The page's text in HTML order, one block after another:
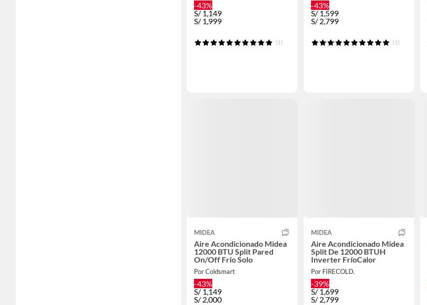
-43%
S/ 1,149
S/ 1,999
(1)
-43%
S/ 1,599
S/ 2,799
(1)
MIDEA
Aire Acondicionado Midea
12000 BTU Split Pared
On/Off Frío Solo
Por Coldsmart
-43%
S/ 1,149
S/ 2,000
MIDEA
Aire Acondicionado Midea
Split De 12000 BTUH
Inverter FríoCalor
Por FIRECOLD.
-39%
S/ 1,699
S/ 2,799